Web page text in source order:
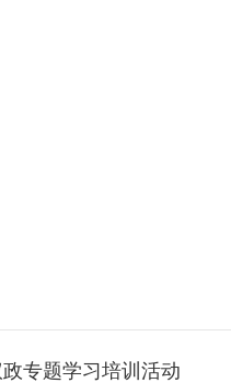
专题学习培训活动